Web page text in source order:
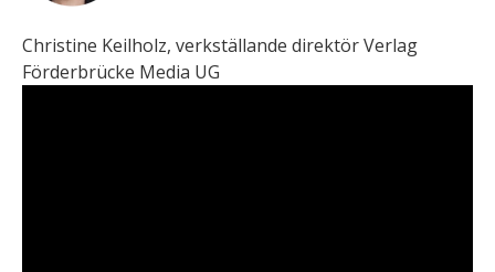
Christine Keilholz, verkställande direktör Verlag
Förderbrücke Media UG